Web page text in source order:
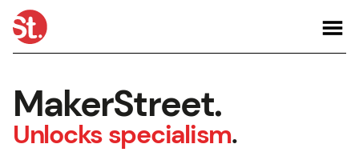
MakerStreet.
Unlocks specialism.